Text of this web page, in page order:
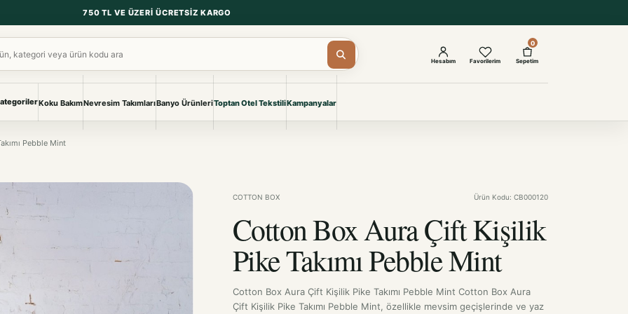
750 TL VE ÜZERI ÜCRETSIZ KARGO
Pijama & Ev Giyimi KURUMSAL ÇÖZÜMLER
Projelere özel, dayanıklı tekstil
seçkileri.
Koku BakımNevresim TakımlarıBanyo ÜrünleriToptan Otel TekstiliKampanyalar
Hesabım Favorilerim
0
Sepetim
Pebble Mint
COTTON BOX Ürün Kodu: CB000120
Cotton Box Aura Çift Kişilik
Pike Takımı Pebble Mint
Cotton Box Aura Çift Kişilik Pike Takımı Pebble Mint Cotton Box Aura
Çift Kişilik Pike Takımı Pebble Mint, özellikle mevsim geçişlerinde ve yaz